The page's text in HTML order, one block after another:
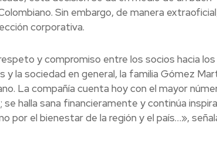
Sin embargo, de manera
corporativa.
y compromiso entre los socios hacia los
y la sociedad en general, la familia Gómez
La compañía cuenta hoy con el mayor
halla sana financieramente y continúa
por el bienestar de la región y el país…»,